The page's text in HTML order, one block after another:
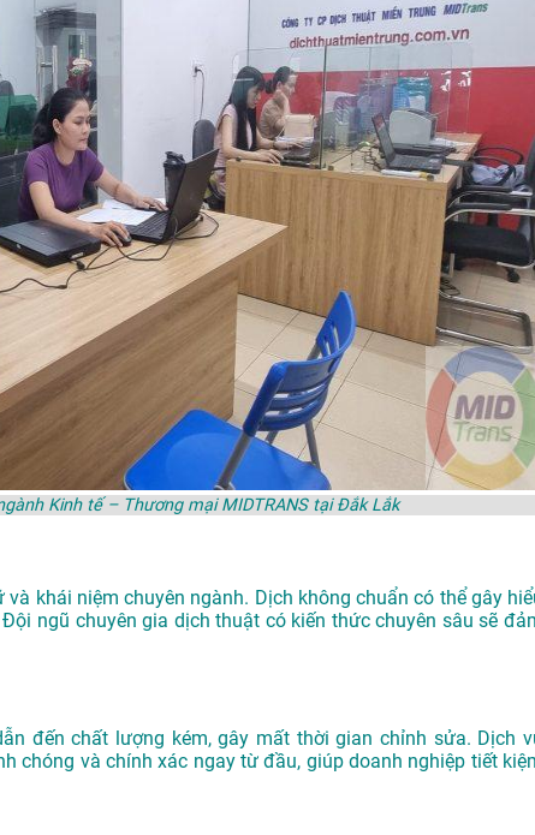
Kinh tế – Thương mại MIDTRANS tại Đắk Lắk
khái niệm chuyên ngành. Dịch không chuẩn có thể gây
ngũ chuyên gia dịch thuật có kiến thức chuyên sâu sẽ
đến chất lượng kém, gây mất thời gian chỉnh sửa. Dịch
chóng và chính xác ngay từ đầu, giúp doanh nghiệp tiết